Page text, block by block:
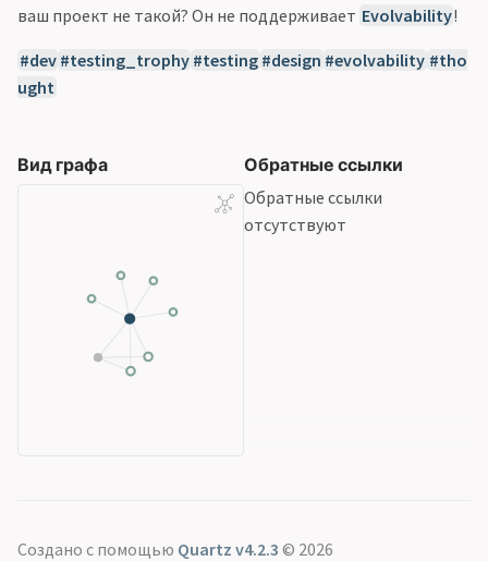
ваш проект не такой? Он не поддерживает Evolvability!
dev testing_trophy testing design evolvability
tho
ught
Вид графа
Обратные ссылки
Обратные ссылки
отсутствуют
Создано с помощью Quartz v4.2.3 © 2026